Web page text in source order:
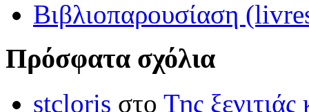
Βιβλιοπαρουσίαση
Πρόσφατα σχόλια
stcloris στο Της